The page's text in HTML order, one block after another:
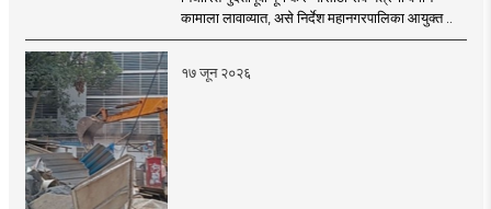
कामाला लावाव्यात, असे निर्देश महानगरपालिका आयुक्त ..
१७ जून २०२६